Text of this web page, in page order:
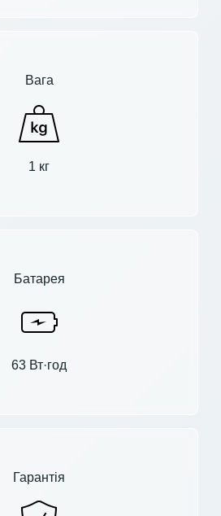
Вага
1 кг
Батарея
63 Вт·год
Гарантія